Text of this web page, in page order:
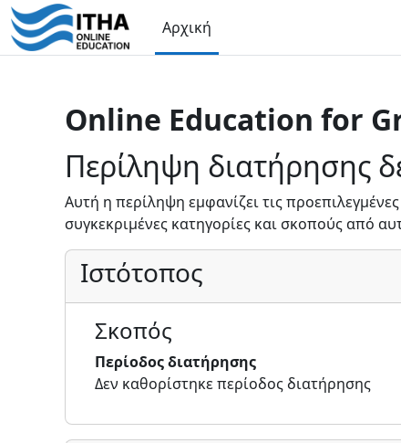
Μετάβαση στο κεντρικό περιεχόμενο
Αρχική
Online Education for
Περίληψη διατήρησης
Αυτή η περίληψη εμφανίζει τις
συγκεκριμένες κατηγορίες και σκοπούς από
Ιστότοπος
Σκοπός
Περίοδος διατήρησης
Δεν καθορίστηκε περίοδος διατήρησης